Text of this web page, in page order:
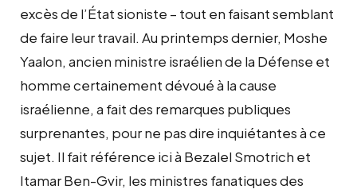
excès de l’État sioniste – tout en faisant semblant
de faire leur travail. Au printemps dernier, Moshe
Yaalon, ancien ministre israélien de la Défense et
homme certainement dévoué à la cause
israélienne, a fait des remarques publiques
surprenantes, pour ne pas dire inquiétantes à ce
sujet. Il fait référence ici à Bezalel Smotrich et
Itamar Ben-Gvir, les ministres fanatiques des